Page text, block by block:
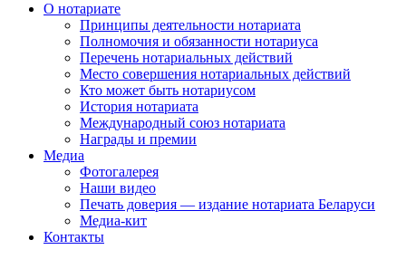
О нотариате
Принципы деятельности нотариата
Полномочия и обязанности нотариуса
Перечень нотариальных действий
Место совершения нотариальных действий
Кто может быть нотариусом
История нотариата
Международный союз нотариата
Награды и премии
Медиа
Фотогалерея
Наши видео
Печать доверия — издание нотариата Беларуси
Медиа-кит
Контакты